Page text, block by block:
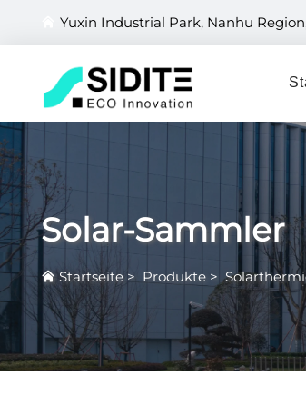
Yuxin Industrial Park, Nanhu
Solar-Sammler
Startseite > Produkte >